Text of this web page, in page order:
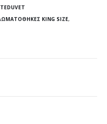
KING SIZE,